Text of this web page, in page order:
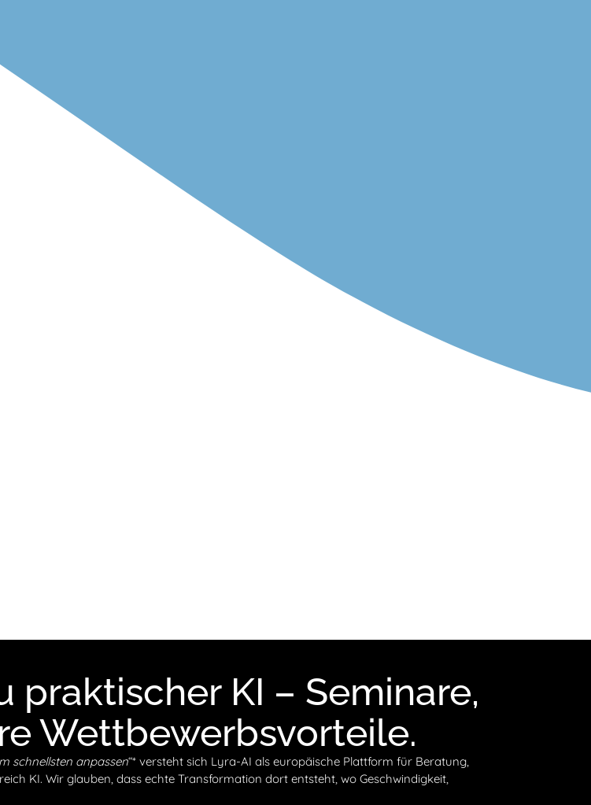
praktischer KI – Seminare,
Wettbewerbsvorteile.
schnellsten anpassen“* versteht sich Lyra-AI als europäische Plattform für Beratung,
KI. Wir glauben, dass echte Transformation dort entsteht, wo Geschwindigkeit,